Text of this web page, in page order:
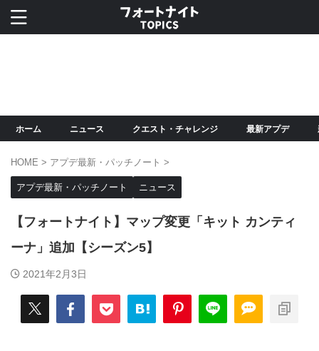
ホーム ニュース クエスト・チャレンジ 最新アプデ
HOME > アプデ最新・パッチノート >
アプデ最新・パッチノート ニュース
【フォートナイト】マップ変更「キット カンティ
ーナ」追加【シーズン5】
2021年2月3日